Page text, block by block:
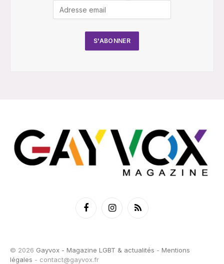
FacebookInstagramRSS
© 2026 Gayvox - Magazine LGBT & actualités - Mentions
légales - contact@gayvox.fr